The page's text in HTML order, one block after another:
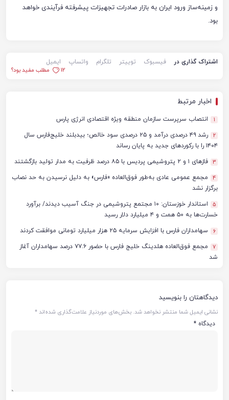
و زمینه‌ساز ورود ایران به بازار صادرات تجهیزات پیشرفته فرآیندی خواهد
بود.
اشتراک گذاری در فیسبوک توییتر تلگرام واتساپ
ایمیل
12
مطلب مفید بود؟
اخبار مرتبط
1 انتصاب سرپرست سازمان منطقه ویژه اقتصادی انرژی پارس
2
رشد ۴۹ درصدی درآمد و ۲۵ درصدی سود خالص؛ بیدبلند خلیج‌فارس سال
۱۴۰۴ را با رکوردهای جدید به پایان رساند
3 فازهای ۱ و ۲ پتروشیمی پردیس با ۸۵ درصد ظرفیت به مدار تولید بازگشتند
4
مجمع عمومی عادی به‌طور فوق‌العاده «فارس» به دلیل نرسیدن به حد نصاب
برگزار نشد
5
استاندار خوزستان: ۱۰ مجتمع پتروشیمی در جنگ آسیب دیدند/ برآورد
خسارت‌ها به ۵۰ همت و ۴ میلیارد دلار رسید
6 سهامداران فارس با افزایش سرمایه ۲۵ هزار میلیارد تومانی موافقت کردند
7
مجمع فوق‌العاده هلدینگ خلیج فارس با حضور ۷۷.۶ درصد سهامداران آغاز
شد
دیدگاهتان را بنویسید
نشانی ایمیل شما منتشر نخواهد شد. بخش‌های موردنیاز علامت‌گذاری شده‌اند*
دیدگاه *